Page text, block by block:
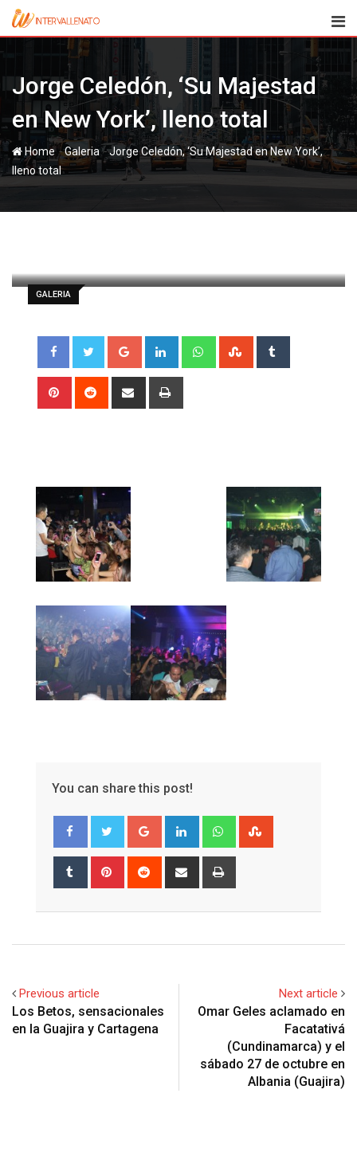
Skip
Jorge Celedón, ‘Su Majestad
en New York’, lleno total
Home-Galeria-Jorge Celedón, ‘Su Majestad en New York’,
lleno total
GALERIA
paul
23 octubre, 2012
Google+ LinkedIn WhatsappStumbleUpon
Pinterest Reddit
Share
You can share this post!
Google+ LinkedIn Whatsapp
Tumblr Pinterest Reddit
Share
Previous article
Los Betos, sensacionales
en la Guajira y Cartagena
Next article
Omar Geles aclamado en
Facatativá
(Cundinamarca) y el
sábado 27 de octubre en
Albania (Guajira)